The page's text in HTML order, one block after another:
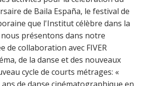
de Baila España, le festival de
que l'Institut célèbre dans la
présentons dans notre
de collaboration avec FIVER
de la danse et des nouveaux
cycle de courts métrages: «
de danse cinématographique en